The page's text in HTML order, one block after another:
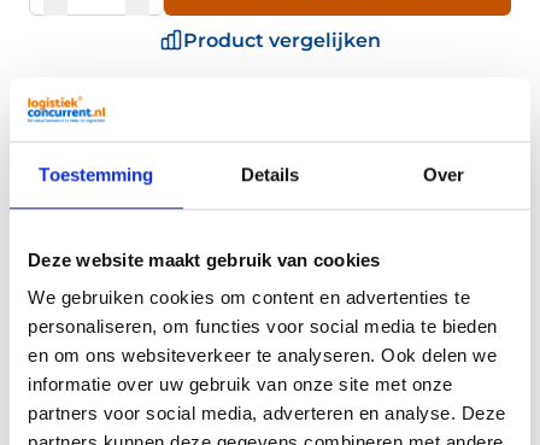
Toestemming Details Over
Deze website maakt gebruik van cookies
We gebruiken cookies om content en advertenties te
personaliseren, om functies voor social media te bieden
en om ons websiteverkeer te analyseren. Ook delen we
informatie over uw gebruik van onze site met onze
partners voor social media, adverteren en analyse. Deze
Product vergelijken
30 dagen
Onze
Eigenschappen
Trusted Shops Reviews